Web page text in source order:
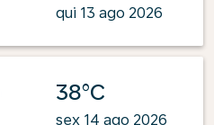
qui 13 ago 2026
38°C
sex 14 ago 2026